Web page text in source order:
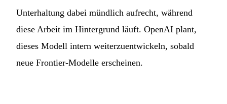
Unterhaltung dabei mündlich aufrecht, während
diese Arbeit im Hintergrund läuft. OpenAI plant,
dieses Modell intern weiterzuentwickeln, sobald
neue Frontier-Modelle erscheinen.